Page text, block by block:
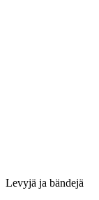
Levyjä ja bändejä